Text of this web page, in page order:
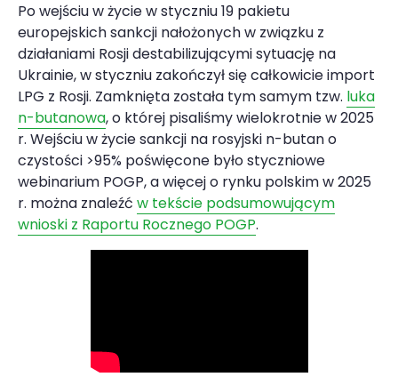
Po wejściu w życie w styczniu 19 pakietu
europejskich sankcji nałożonych w związku z
działaniami Rosji destabilizującymi sytuację na
Ukrainie, w styczniu zakończył się całkowicie import
LPG z Rosji. Zamknięta została tym samym tzw. luka
n-butanowa, o której pisaliśmy wielokrotnie w 2025
r. Wejściu w życie sankcji na rosyjski n-butan o
czystości >95% poświęcone było styczniowe
webinarium POGP, a więcej o rynku polskim w 2025
r. można znaleźć w tekście podsumowującym
wnioski z Raportu Rocznego POGP.